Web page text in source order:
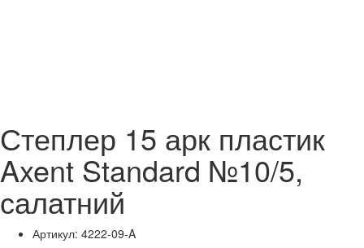
Степлер 15 арк пластик
Axent Standard №10/5,
салатний
Артикул: 4222-09-A